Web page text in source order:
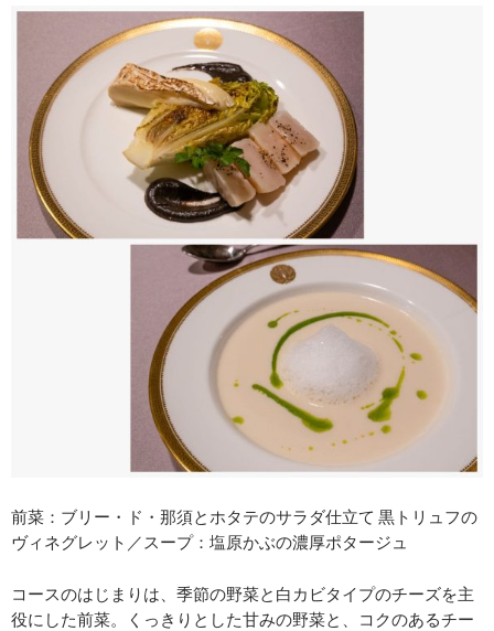
前菜：ブリー・ド・那須とホタテのサラダ仕立て 黒トリュフの
ヴィネグレット／スープ：塩原かぶの濃厚ポタージュ
コースのはじまりは、季節の野菜と白カビタイプのチーズを主
役にした前菜。くっきりとした甘みの野菜と、コクのあるチー